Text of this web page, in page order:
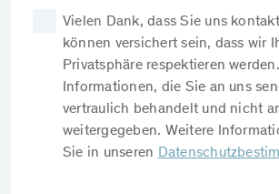
Vielen Dank, dass Sie uns
können versichert sein, dass wir
Privatsphäre respektieren werden.
Informationen, die Sie an uns
vertraulich behandelt und nicht
weitergegeben. Weitere
Sie in unseren